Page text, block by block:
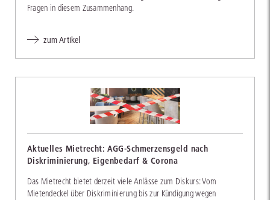
Fragen in diesem Zusammenhang.
zum Artikel
Aktuelles Mietrecht: AGG-Schmerzensgeld nach
Diskriminierung, Eigenbedarf & Corona
Das Mietrecht bietet derzeit viele Anlässe zum Diskurs: Vom
Mietendeckel über Diskriminierung bis zur Kündigung wegen